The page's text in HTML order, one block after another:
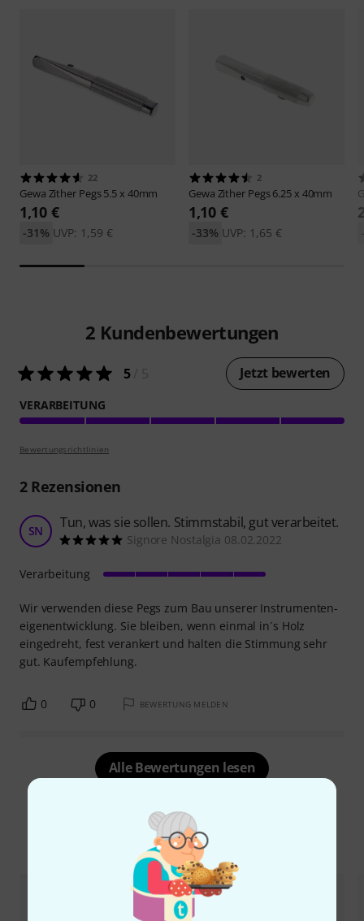
22
Gewa Zither Pegs 5.5 x 40mm
1,10 €
UVP: 1,59 €
-31%
2
Gewa Zither Pegs 6.25 x 40mm
1,10 €
UVP: 1,65 €
-33%
2 Kundenbewertungen
5/ 5 Jetzt bewerten
VERARBEITUNG
Bewertungsrichtlinien
2Rezensionen
SN Tun, was sie sollen. Stimmstabil, gut verarbeitet.
Signore Nostalgia 08.02.2022
Wir verwenden diese Pegs zum Bau unserer Instrumenten-
eigenentwicklung. Sie bleiben, wenn einmal in´s Holz
eingedreht, fest verankert und halten die Stimmung sehr
gut. Kaufempfehlung.
Verarbeitung
0 0 BEWERTUNG MELDEN
Alle Bewertungen lesen
Alternativen vergleichen